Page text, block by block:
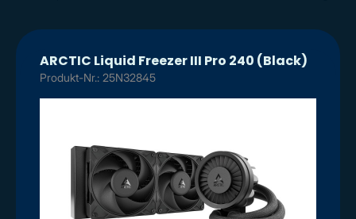
ARCTIC Liquid Freezer III Pro 240 (Black)
Produkt-Nr.: 25N32845